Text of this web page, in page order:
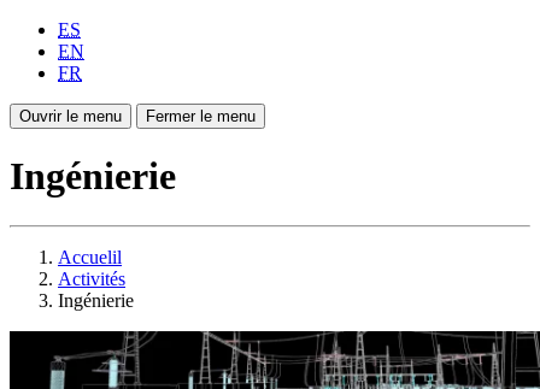
ES
EN
FR
Ouvrir le menu Fermer le menu
Ingénierie
Accuelil
Activités
Ingénierie